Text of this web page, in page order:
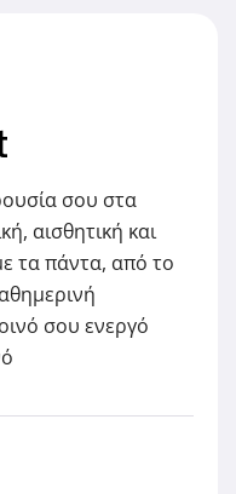
σου στα
αισθητική και
τα πάντα, από το
σου ενεργό